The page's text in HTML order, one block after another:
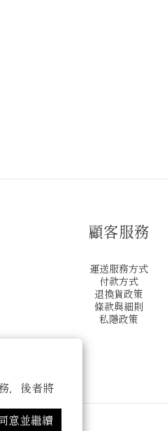
，後者將
意並繼續
顧客服務
運送服務方式
付款方式
退換貨政策
條款與細則
私隱政策